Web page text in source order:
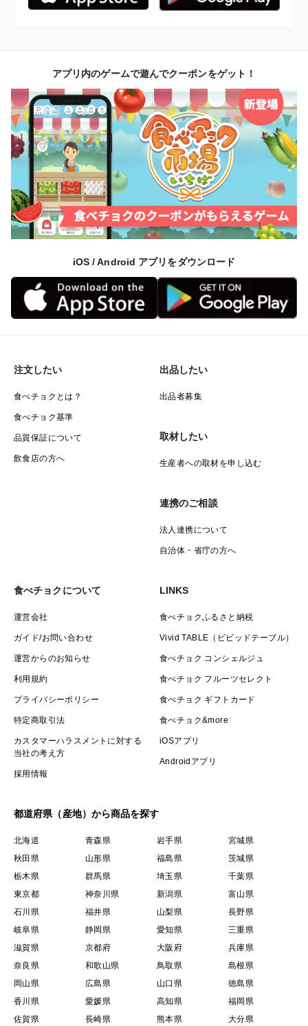
アプリ内のゲームで遊んでクーポンをゲット！
iOS / Android アプリをダウンロード
注文したい
食べチョクとは？
食べチョク基準
品質保証について
飲食店の方へ
出品したい
出品者募集
取材したい
生産者への取材を申し込む
連携のご相談
法人連携について
自治体・省庁の方へ
食べチョクについて
運営会社
ガイド/お問い合わせ
運営からのお知らせ
利用規約
プライバシーポリシー
特定商取引法
カスタマーハラスメントに対する
当社の考え方
採用情報
LINKS
食べチョクふるさと納税
Vivid TABLE（ビビッドテーブル）
食べチョク コンシェルジュ
食べチョク フルーツセレクト
食べチョク ギフトカード
食べチョク&more
iOSアプリ
Androidアプリ
都道府県（産地）から商品を探す
北海道 青森県 岩手県
宮城県
秋田県
山形県 福島県
茨城県
栃木県
群馬県 埼玉県
千葉県
東京都
神奈川県 新潟県
富山県
石川県
福井県 山梨県
長野県
岐阜県
静岡県 愛知県
三重県
滋賀県
京都府 大阪府
兵庫県
奈良県
和歌山県 鳥取県
島根県
岡山県
広島県 山口県
徳島県
香川県
愛媛県 高知県
福岡県
佐賀県
長崎県 熊本県 大分県